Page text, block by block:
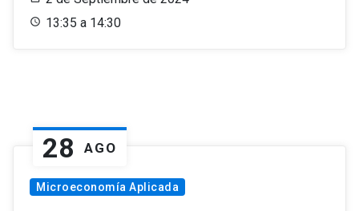
13:35 a 14:30
28 AGO
Microeconomía Aplicada